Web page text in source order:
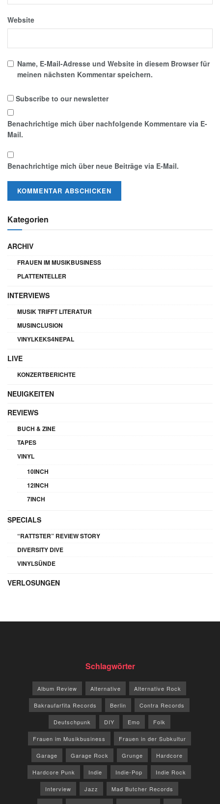
Website
Name, E-Mail-Adresse und Website in diesem Browser für
meinen nächsten Kommentar speichern.
Subscribe to our newsletter
Benachrichtige mich über nachfolgende Kommentare via E-
Mail.
Benachrichtige mich über neue Beiträge via E-Mail.
Kategorien
ARCHIV
FRAUEN IM MUSIKBUSINESS
PLATTENTELLER
INTERVIEWS
MUSIK TRIFFT LITERATUR
MUSINCLUSION
VINYLKEKS4NEPAL
LIVE
KONZERTBERICHTE
NEUIGKEITEN
REVIEWS
BUCH & ZINE
TAPES
VINYL
10INCH
12INCH
7INCH
SPECIALS
“RATTSTER” REVIEW STORY
DIVERSITY DIVE
VINYLSÜNDE
VERLOSUNGEN
Schlagwörter
Album Review Alternative Alternative Rock
Bakraufarfita Records Berlin Contra Records
Deutschpunk DIY Emo Folk
Frauen im Musikbusiness Frauen in der Subkultur
Garage Garage Rock Grunge Hardcore
Hardcore Punk Indie Indie-Pop Indie Rock
Interview Jazz Mad Butcher Records